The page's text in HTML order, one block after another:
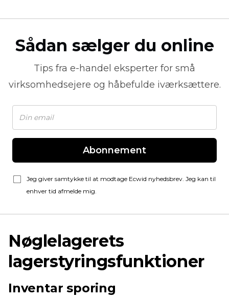
Sådan sælger du online
Tips fra e-handel eksperter for små
virksomhedsejere og håbefulde iværksættere.
Abonnement
Jeg giver samtykke til at modtage Ecwid nyhedsbrev. Jeg kan til
enhver tid afmelde mig.
Nøglelagerets
lagerstyringsfunktioner
Inventar sporing